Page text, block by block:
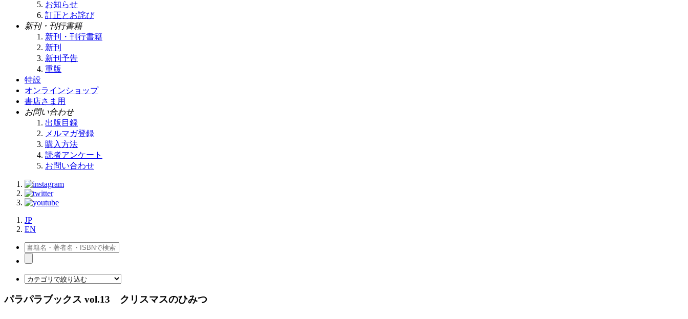
お知らせ
訂正とお詫び
新刊・刊行書籍
新刊・刊行書籍
新刊
新刊予告
重版
特設
オンラインショップ
書店さま用
お問い合わせ
出版目録
メルマガ登録
購入方法
読者アンケート
お問い合わせ
JP
EN
パラパラブックス vol.13 クリスマスのひみつ